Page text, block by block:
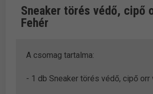
Sneaker törés védő, cipő
Fehér
A csomag tartalma:
- 1 db Sneaker törés védő, cipő orr